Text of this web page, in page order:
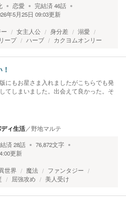
恋愛 完結済 46話
年5月25日 09:03更新
女主人公 身分差
溺愛
ープ ハーブ カクヨムオンリー
にもお星さま入れましたがこちらでも発
てしまいました。出会えて良かった。そ
ィ生活／野地マルテ
済28話 76,872文字
更新
世界 魔法
ファンタジー
屈強攻め 美人受け